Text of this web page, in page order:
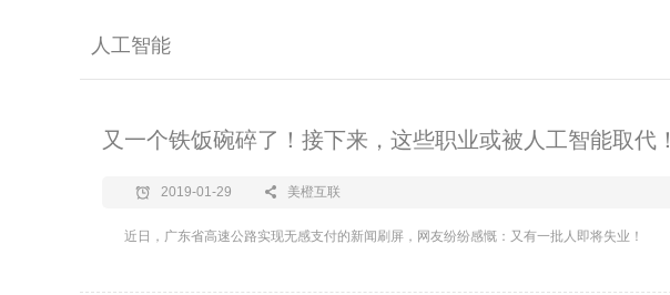
人工智能
又一个铁饭碗碎了！接下来，这些职业或被人工智能取代！
2019-01-29 美橙互联
近日，广东省高速公路实现无感支付的新闻刷屏，网友纷纷感慨：又有一批人即将失业！